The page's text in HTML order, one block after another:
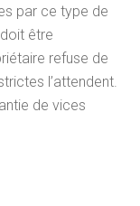
par ce type de
être
refuse de
l’attendent.
de vices